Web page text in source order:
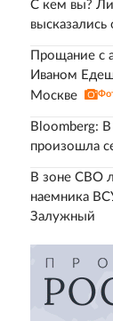
С кем вы?
Прощание с
Иваном
Москве
Bloomberg:
произошла
В зоне СВО
наемника
Залужный